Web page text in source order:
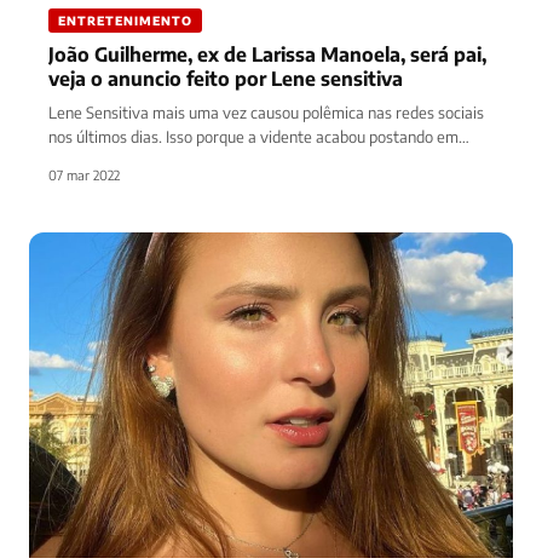
ENTRETENIMENTO
João Guilherme, ex de Larissa Manoela, será pai,
veja o anuncio feito por Lene sensitiva
Lene Sensitiva mais uma vez causou polêmica nas redes sociais
nos últimos dias. Isso porque a vidente acabou postando em…
07 mar 2022